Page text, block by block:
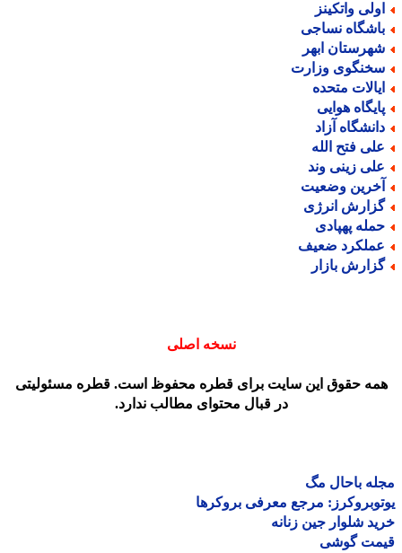
واتکینز
نساجی
ابهر
وزارت
متحده
هوایی
آزاد
فتح الله
زینی وند
وضعیت
انرژی
پهپادی
ضعیف
بازار
نسخه اصلی
حقوق این سایت برای قطره محفوظ است. قطره مسئولیتی
در قبال محتوای مطالب ندارد.
باحال مگ
مرجع معرفی بروکرها
شلوار جین زنانه
گوشی